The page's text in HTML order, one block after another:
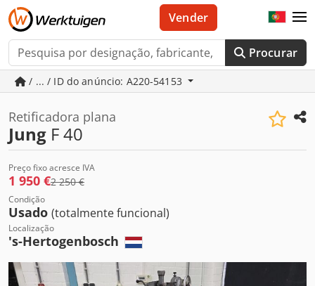
Procurar
Vender
/ ... / ID do anúncio: A220-54153
Retificadora plana
Jung F 40
Preço fixo acresce IVA
1 950 €2 250 €
Condição
Usado (totalmente funcional)
Localização
's-Hertogenbosch